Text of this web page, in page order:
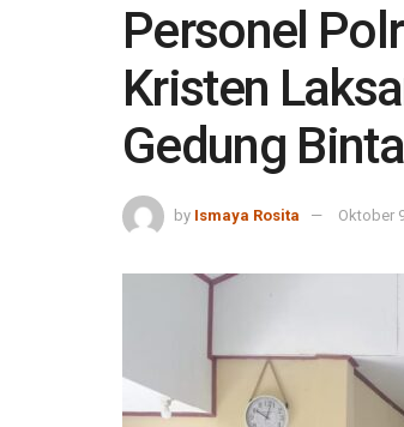
Personel
Kristen
Gedung Bintal
by Ismaya Rosita Oktober